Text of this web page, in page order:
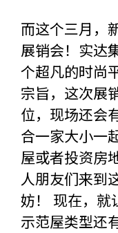
而这个三月，
展销会！实达
个超凡的时尚
宗旨，这次展
位，现场还会
合一家大小一
屋或者投资房
人朋友们来到
妨！ 现在，就
示范屋类型还